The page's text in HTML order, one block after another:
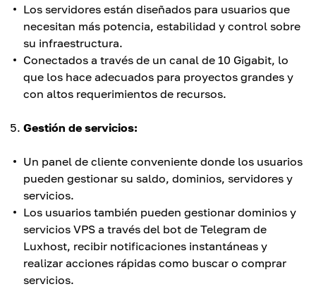
Los servidores están diseñados para usuarios que
necesitan más potencia, estabilidad y control sobre
su infraestructura.
Conectados a través de un canal de 10 Gigabit, lo
que los hace adecuados para proyectos grandes y
con altos requerimientos de recursos.
Gestión de servicios:
Un panel de cliente conveniente donde los usuarios
pueden gestionar su saldo, dominios, servidores y
servicios.
Los usuarios también pueden gestionar dominios y
servicios VPS a través del bot de Telegram de
Luxhost, recibir notificaciones instantáneas y
realizar acciones rápidas como buscar o comprar
servicios.